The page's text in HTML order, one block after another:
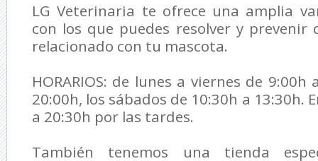
LG Veterinaria te ofrece una amplia
con los que puedes resolver y prevenir
relacionado con tu mascota.
HORARIOS: de lunes a viernes de
20:00h, los sábados de 10:30h a 13:30h.
a 20:30h por las tardes.
También tenemos una tienda